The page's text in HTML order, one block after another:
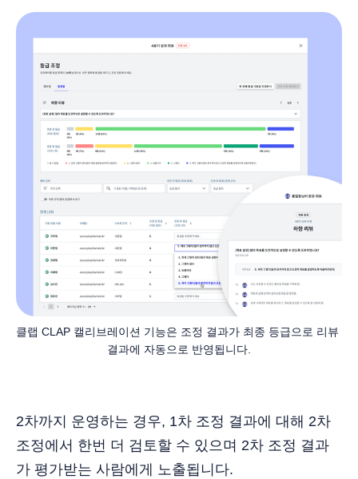
클랩 CLAP 캘리브레이션 기능은 조정 결과가 최종 등급으로 리뷰
결과에 자동으로 반영됩니다.
2차까지 운영하는 경우, 1차 조정 결과에 대해 2차
조정에서 한번 더 검토할 수 있으며 2차 조정 결과
가 평가받는 사람에게 노출됩니다.